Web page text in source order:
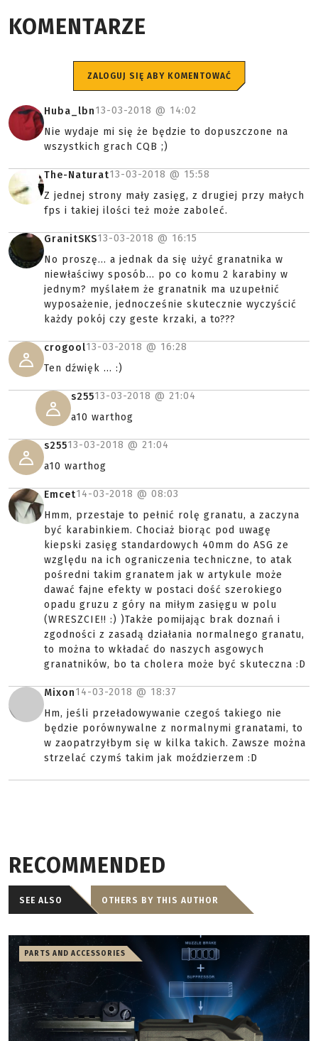
KOMENTARZE
ZALOGUJ SIĘ ABY KOMENTOWAĆ
Huba_lbn13-03-2018 @ 14:02
Nie wydaje mi się że będzie to dopuszczone na
wszystkich grach CQB ;)
The-Naturat13-03-2018 @ 15:58
Z jednej strony mały zasięg, z drugiej przy małych
fps i takiej ilości też może zaboleć.
GranitSKS13-03-2018 @ 16:15
No proszę... a jednak da się użyć granatnika w
niewłaściwy sposób... po co komu 2 karabiny w
jednym? myślałem że granatnik ma uzupełnić
wyposażenie, jednocześnie skutecznie wyczyścić
każdy pokój czy geste krzaki, a to???
crogool13-03-2018 @ 16:28
Ten dźwięk ... :)
s25513-03-2018 @ 21:04
a10 warthog
s25513-03-2018 @ 21:04
a10 warthog
Emcet14-03-2018 @ 08:03
Hmm, przestaje to pełnić rolę granatu, a zaczyna
być karabinkiem. Chociaż biorąc pod uwagę
kiepski zasięg standardowych 40mm do ASG ze
względu na ich ograniczenia techniczne, to atak
pośredni takim granatem jak w artykule może
dawać fajne efekty w postaci dość szerokiego
opadu gruzu z góry na miłym zasięgu w polu
(WRESZCIE!! :) )Także pomijając brak doznań i
zgodności z zasadą działania normalnego granatu,
to można to wkładać do naszych asgowych
granatników, bo ta cholera może być skuteczna :D
Mixon14-03-2018 @ 18:37
Hm, jeśli przeładowywanie czegoś takiego nie
będzie porównywalne z normalnymi granatami, to
w zaopatrzyłbym się w kilka takich. Zawsze można
strzelać czymś takim jak moździerzem :D
RECOMMENDED
SEE ALSO OTHERS BY THIS AUTHOR
PARTS AND ACCESSORIES